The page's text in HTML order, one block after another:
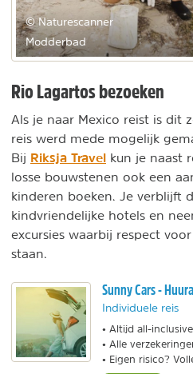
© Naturescanner
Modderbad
Rio Lagartos bezoeken
Als je naar Mexico reist is dit
reis werd mede mogelijk
Bij Riksja Travel kun je naast
losse bouwstenen ook een
kinderen boeken. Je verblijft
kindvriendelijke hotels en
excursies waarbij respect
staan.
Sunny Cars -
Individuele reis
• Altijd all-
• Alle
• Eigen risico?